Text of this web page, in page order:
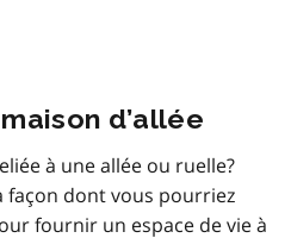
d’allée
à une allée ou ruelle?
façon dont vous pourriez
fournir un espace de vie à